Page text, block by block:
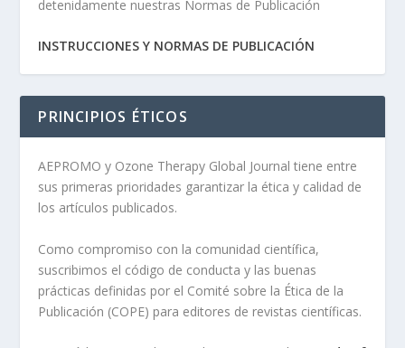
detenidamente nuestras Normas de Publicación
INSTRUCCIONES Y NORMAS DE PUBLICACIÓN
PRINCIPIOS ÉTICOS
AEPROMO y Ozone Therapy Global Journal tiene entre
sus primeras prioridades garantizar la ética y calidad de
los artículos publicados.
Como compromiso con la comunidad científica,
suscribimos el código de conducta y las buenas
prácticas definidas por el Comité sobre la Ética de la
Publicación (COPE) para editores de revistas científicas.